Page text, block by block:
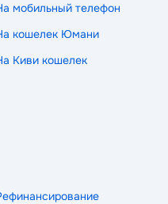
мобильный телефон
кошелек Юмани
Киви кошелек